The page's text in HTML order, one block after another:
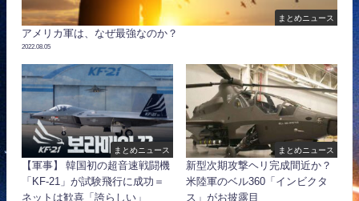
まとめニュース
アメリカ軍は、なぜ最強なのか？
2022.08.05
まとめニュース
【軍事】 韓国初の超音速戦闘機
「KF-21」が試験飛行に成功＝
ネットは歓喜「誇らしい」
まとめニュース
新型次期攻撃ヘリ完成間近か？
米陸軍のベル360「インビクタ
ス」がお披露目